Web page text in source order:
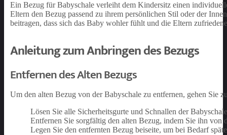
Ein Bezug für Babyschale verleiht dem Kindersitz einen
Eltern den Bezug passend zu ihrem persönlichen Stil oder der
beitragen, dass sich das Baby wohler fühlt und die Eltern
Anleitung zum Anbringen des Bezugs
Entfernen des Alten Bezugs
Um den alten Bezug von der Babyschale zu entfernen, gehen Sie
Lösen Sie alle Sicherheitsgurte und Schnallen der
Entfernen Sie sorgfältig den alten Bezug, indem Sie ihn von
Legen Sie den entfernten Bezug beiseite, um bei Bedarf